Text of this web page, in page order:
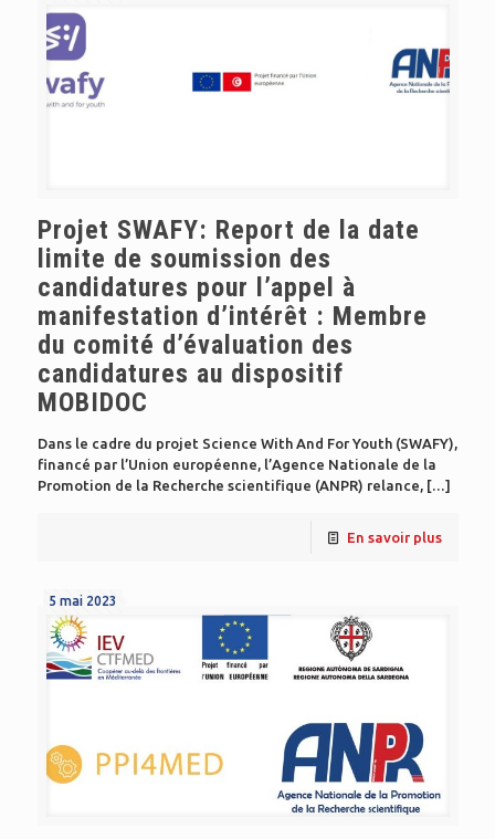
Projet SWAFY: Report de la date
limite de soumission des
candidatures pour l’appel à
manifestation d’intérêt : Membre
du comité d’évaluation des
candidatures au dispositif
MOBIDOC
Dans le cadre du projet Science With And For Youth (SWAFY),
financé par l’Union européenne, l’Agence Nationale de la
Promotion de la Recherche scientifique (ANPR) relance, […]
En savoir plus
5 mai 2023